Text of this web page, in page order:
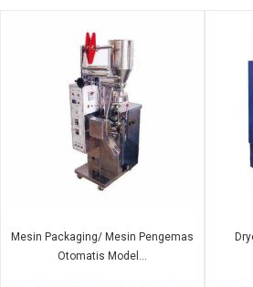
Mesin Packaging/ Mesin Pengemas
Otomatis Model...